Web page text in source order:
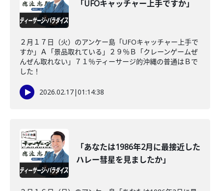
「UFOキャッチャー上手ですか」
２月１７日（火）のアンケー島「UFOキャッチャー上手で
すか」Ａ「景品取れている」２９％Ｂ「クレーンゲームぜ
んぜん取れない」７１％ティーサージ的沖縄の普通はＢで
した！
2026.02.17|01:14:38
「あなたは1986年2月に最接近した
ハレー彗星を見ましたか」